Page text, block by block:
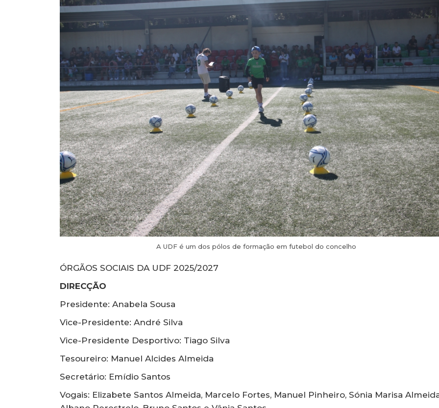
A UDF é um dos pólos de formação em futebol do concelho
ÓRGÃOS SOCIAIS DA UDF 2025/2027
DIRECÇÃO
Presidente: Anabela Sousa
Vice-Presidente: André Silva
Vice-Presidente Desportivo: Tiago Silva
Tesoureiro: Manuel Alcides Almeida
Secretário: Emídio Santos
Vogais: Elizabete Santos Almeida, Marcelo Fortes, Manuel Pinheiro, Sónia Marisa